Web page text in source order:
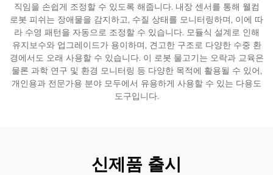
서비스 지원
연락
직임을 손쉽게 조정할 수 있도록 해줍니다. 내장 센서를 통해 웰컴
로봇 피쉬는 장애물을 감지하고, 수질 상태를 모니터링하며, 이에 따
라 수영 패턴을 자동으로 조정할 수 있습니다. 모듈식 설계로 인해
유지보수와 업그레이드가 용이하며, 견고한 구조로 다양한 수중 환
경에서도 오래 사용할 수 있습니다. 이 로봇 물고기는 오락과 교육은
물론 과학 연구 및 환경 모니터링 등 다양한 목적에 활용될 수 있어,
개인용과 전문가용 분야 모두에서 유용하게 사용할 수 있는 다용도
도구입니다.
신제품 출시